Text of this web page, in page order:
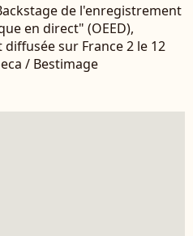
de l'enregistrement
en direct" (OEED),
sur France 2 le 12
/ Bestimage